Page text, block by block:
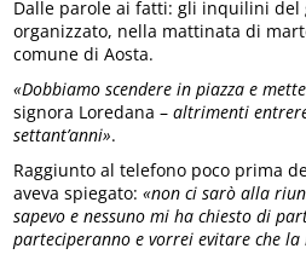
Dalle parole ai fatti: gli inquilini del
organizzato, nella mattinata di
comune di Aosta.
«Dobbiamo scendere in piazza e
signora Loredana –altrimenti
settant’anni».
Raggiunto al telefono poco prima
aveva spiegato:«non ci sarò alla
sapevo e nessuno mi ha chiesto di
parteciperanno e vorrei evitare che la